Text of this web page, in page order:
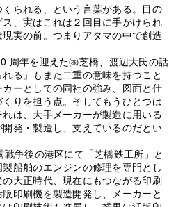
られる、という言葉がある。目の
、実はこれは２回目に手がけられ
実の前。つまりアタマの中で創造
周年を迎えた㈱芝橋、渡辺大氏の話
る」もまた二重の意味を持つこと
ーとしての同社の強み、図面と仕
りを担う点。そしてもうひとつは
は、大手メーカーが製造に用いる
発・製造し、支えているのだとい
争後の港区にて「芝橋鉄工所」と
船舶のエンジンの修理を専門とし
大正時代、現在にもつながる印刷
印刷機を製造開発し、メーカーと